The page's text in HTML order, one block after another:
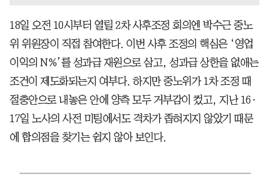
18일 오전 10시부터 열릴 2차 사후조정 회의엔 박수근 중노
위 위원장이 직접 참여한다. 이번 사후 조정의 핵심은 ‘영업
이익의 N%’를 성과급 재원으로 삼고, 성과급 상한을 없애는
조건이 제도화되는지 여부다. 하지만 중노위가 1차 조정 때
절충안으로 내놓은 안에 양측 모두 거부감이 컸고, 지난 16·
17일 노사의 사전 미팅에서도 격차가 좁혀지지 않았기 때문
에 합의점을 찾기는 쉽지 않아 보인다.